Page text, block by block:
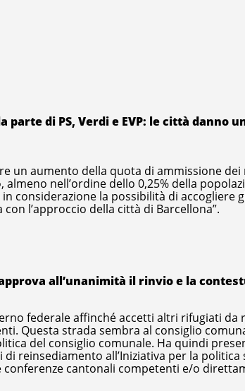
parte di PS, Verdi e EVP: le città danno
un aumento della quota di ammissione dei
nell’ordine dello 0,25% della
considerazione la possibilità di accogliere
l’approccio della città di Barcellona”.
all’unanimità il rinvio e la
federale affinché accetti altri rifugiati da
Questa strada sembra al consiglio
del consiglio comunale. Ha quindi
reinsediamento all’Iniziativa per la politica
cantonali competenti e/o